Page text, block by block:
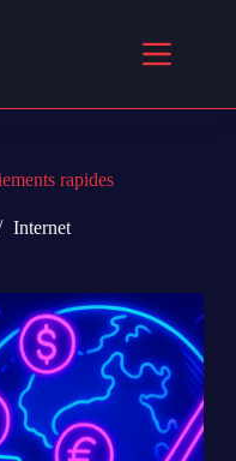
rapides
Internet